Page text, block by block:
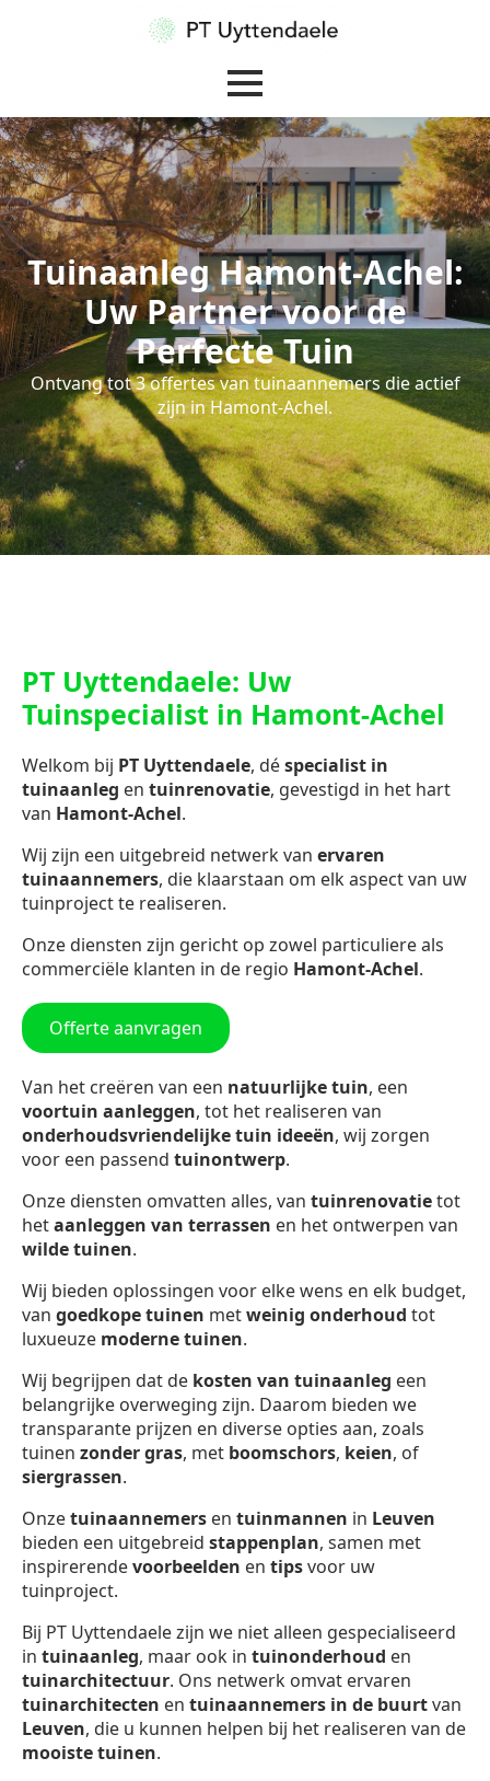
Tuinaanleg Hamont-Achel:
Uw Partner voor de
Perfecte Tuin
Ontvang tot 3 offertes van tuinaannemers die actief
zijn in Hamont-Achel.
PT Uyttendaele: Uw
Tuinspecialist in Hamont-Achel
Welkom bij PT Uyttendaele, déspecialist in
tuinaanleg en tuinrenovatie, gevestigd in het hart
van Hamont-Achel.
Wij zijn een uitgebreid netwerk van ervaren
tuinaannemers, die klaarstaan om elk aspect van uw
tuinproject te realiseren.
Onze diensten zijn gericht op zowel particuliere als
commerciële klanten in de regio Hamont-Achel.
Offerte aanvragen
Van het creëren van een natuurlijke tuin, een
voortuin aanleggen, tot het realiseren van
onderhoudsvriendelijke tuin ideeën, wij zorgen
voor een passend tuinontwerp.
Onze diensten omvatten alles, van tuinrenovatietot
hetaanleggen van terrassen en het ontwerpen van
wilde tuinen.
Wij bieden oplossingen voor elke wens en elk budget,
van goedkope tuinen metweinig onderhoud tot
luxueuze moderne tuinen.
Wij begrijpen dat de kosten van tuinaanleg een
belangrijke overweging zijn. Daarom bieden we
transparante prijzen en diverse opties aan, zoals
tuinen zonder gras, met boomschors, keien, of
siergrassen.
Onzetuinaannemers en tuinmannen in Leuven
bieden een uitgebreid stappenplan, samen met
inspirerendevoorbeelden en tipsvoor uw
tuinproject.
Bij PT Uyttendaele zijn we niet alleen gespecialiseerd
in tuinaanleg, maar ook in tuinonderhoud en
tuinarchitectuur. Ons netwerk omvat ervaren
tuinarchitecten en tuinaannemers in de buurtvan
Leuven, die u kunnen helpen bij het realiseren van de
mooiste tuinen.